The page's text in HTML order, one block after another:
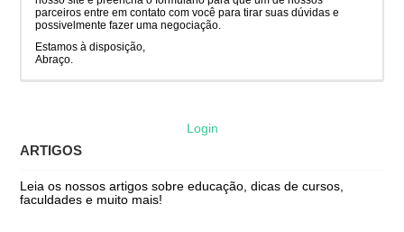
parceiros entre em contato com você para tirar suas dúvidas e
possivelmente fazer uma negociação.
Estamos à disposição,
Abraço.
Login
ARTIGOS
Leia os nossos artigos sobre educação, dicas de cursos,
faculdades e muito mais!